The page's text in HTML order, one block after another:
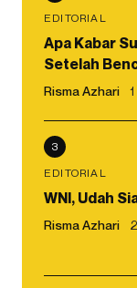
EDITORIAL
Apa Kabar
Setelah
Risma Azhari
3
EDITORIAL
WNI, Udah
Risma Azhari